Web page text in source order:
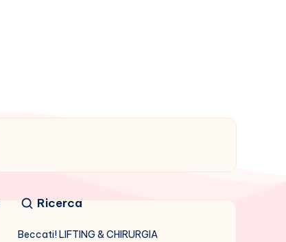
Ricerca
Beccati! LIFTING & CHIRURGIA